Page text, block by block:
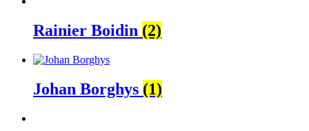
Rainier Boidin (2)
Johan Borghys (1)